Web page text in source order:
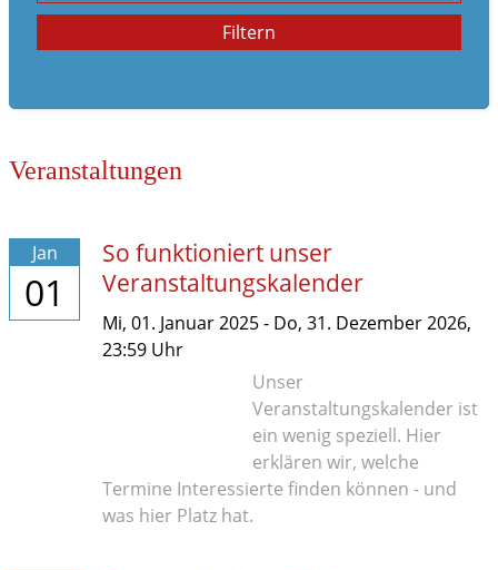
Filtern
Veranstaltungen
Jan
01
So funktioniert unser
Veranstaltungskalender
Mi, 01. Januar 2025- Do, 31. Dezember 2026,
23:59 Uhr
Unser
Veranstaltungskalender ist
ein wenig speziell. Hier
erklären wir, welche
Termine Interessierte finden können - und
was hier Platz hat.